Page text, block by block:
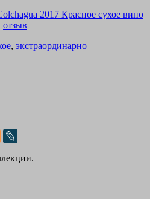
, экстраординарно